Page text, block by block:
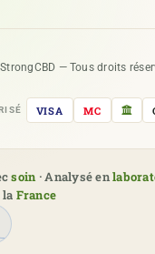
— Tous droits
VISA MC
soin · Analysé en
France